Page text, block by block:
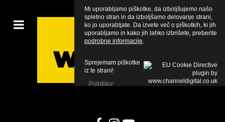
Mi uporabljamo piškotke, da izboljšujemo našo
spletno stran in da izboljšamo delovanje strani,
ko jo uporabljate. Da izvete več o piškotkih, ki jih
uporabljamo in kako jih lahko izbrišete, preberite
podrobne informacije.
Sprejemam piškotke
iz te strani!
Potrditev